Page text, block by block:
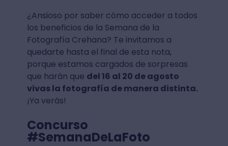
¿Ansioso por saber cómo acceder a todos
los beneficios de la Semana de la
Fotografía Crehana? Te invitamos a
quedarte hasta el final de esta nota,
porque estamos cargados de sorpresas
que harán que del 16 al 20 de agosto
vivas la fotografía de manera distinta.
¡Ya verás!
Concurso
#SemanaDeLaFoto